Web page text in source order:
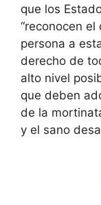
que los
“reconocen
persona a
derecho de
alto nivel
que deben
de la
y el sano